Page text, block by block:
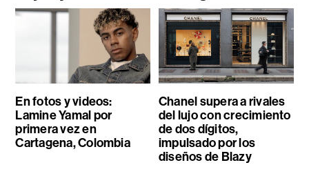
En fotos y videos:
Lamine Yamal por
primera vez en
Cartagena, Colombia
Chanel supera a rivales
del lujo con crecimiento
de dos dígitos,
impulsado por los
diseños de Blazy